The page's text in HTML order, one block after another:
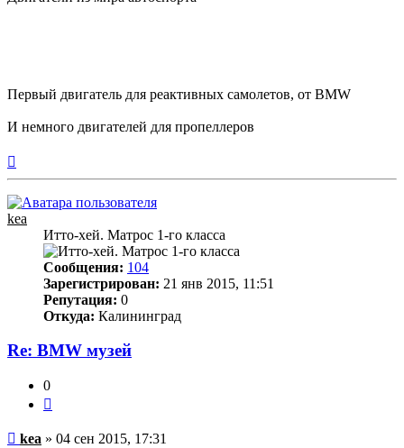
Первый двигатель для реактивных самолетов, от BMW
И немного двигателей для пропеллеров
kea
Итто-хей. Матрос 1-го класса
Сообщения: 104
Зарегистрирован: 21 янв 2015, 11:51
Репутация: 0
Откуда: Калининград
Re: BMW музей
0
Непрочитанное
kea » 04 сен 2015, 17:31